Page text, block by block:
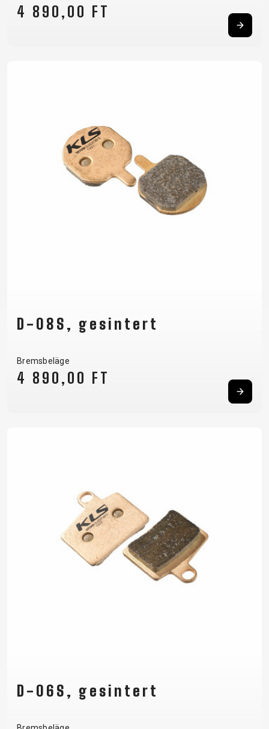
4 890,00 FT
D-08S, gesintert
Bremsbeläge
4 890,00 FT
D-06S, gesintert